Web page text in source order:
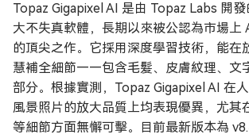
Topaz Gigapixel AI 是由 Topaz Labs 開
大不失真軟體，長期以來被公認為市場上
的頂尖之作。它採用深度學習技術，能在
慧補全細節——包含毛髮、皮膚紋理、文
部分。根據實測，Topaz Gigapixel AI 在
風景照片的放大品質上均表現優異，尤其
等細節方面無懈可擊。目前最新版本為